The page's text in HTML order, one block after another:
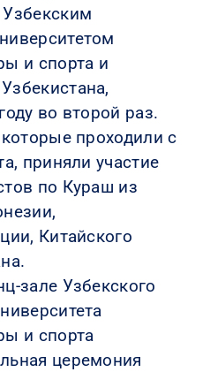
и спорта и
во второй раз.
проходили с
приняли участие
по Кураш из
Китайского
зале Узбекского
и спорта
церемония